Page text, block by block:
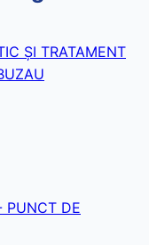
ŞI TRATAMENT
PUNCT DE